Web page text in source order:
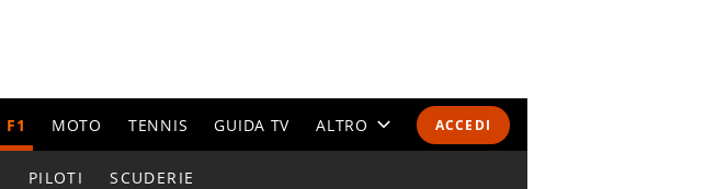
ACCEDI
F1 MOTO TENNIS GUIDA TV ALTRO
PILOTI SCUDERIE